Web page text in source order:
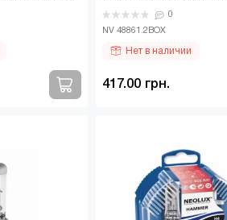
Лампа галогенна..
0
NV 48861.2BOX
Нет в наличии
417.00 грн.